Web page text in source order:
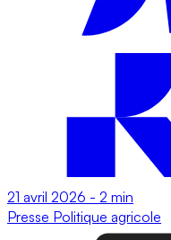
21 avril 2026 - 2 min
Presse Politique agricole